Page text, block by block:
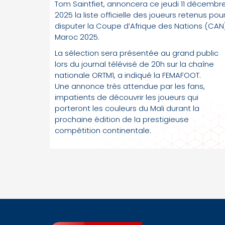
Tom Saintfiet, annoncera ce jeudi 11
2025 la liste officielle des joueurs retenus
disputer la Coupe d’Afrique des Nations
Maroc 2025.
La sélection sera présentée au grand public
lors du journal télévisé de 20h sur la chaîne
nationale ORTM1, a indiqué la FEMAFOOT.
Une annonce très attendue par les fans,
impatients de découvrir les joueurs qui
porteront les couleurs du Mali durant la
prochaine édition de la prestigieuse
compétition continentale.